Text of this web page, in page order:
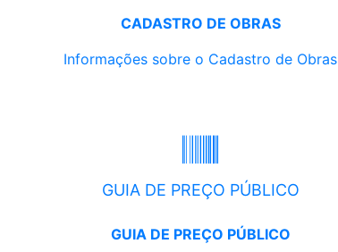
CADASTRO DE OBRAS
Informações sobre o Cadastro de Obras
GUIA DE PREÇO PÚBLICO
GUIA DE PREÇO PÚBLICO